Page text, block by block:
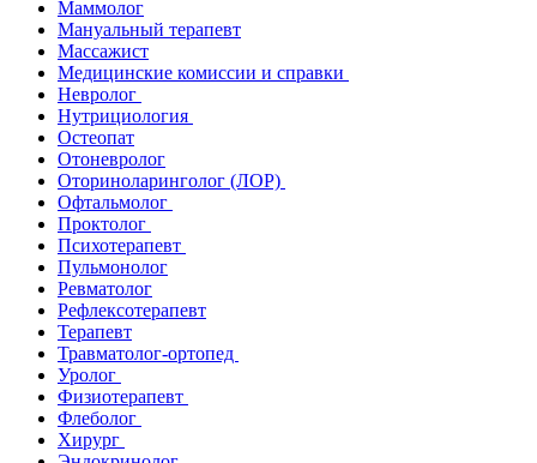
Маммолог
Мануальный терапевт
Массажист
Медицинские комиссии и справки
Невролог
Нутрициология
Остеопат
Отоневролог
Оториноларинголог (ЛОР)
Офтальмолог
Проктолог
Психотерапевт
Пульмонолог
Ревматолог
Рефлексотерапевт
Терапевт
Травматолог-ортопед
Уролог
Физиотерапевт
Флеболог
Хирург